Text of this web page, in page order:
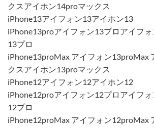
クスアイホン14proマックス
iPhone13アイフォン13アイホン13
iPhone13proアイフォン13プロアイフ
13プロ
iPhone13proMax アイフォン13proMax
クスアイホン13proマックス
iPhone12アイフォン12アイホン12
iPhone12proアイフォン12プロアイフ
12プロ
iPhone12proMax アイフォン12proMax